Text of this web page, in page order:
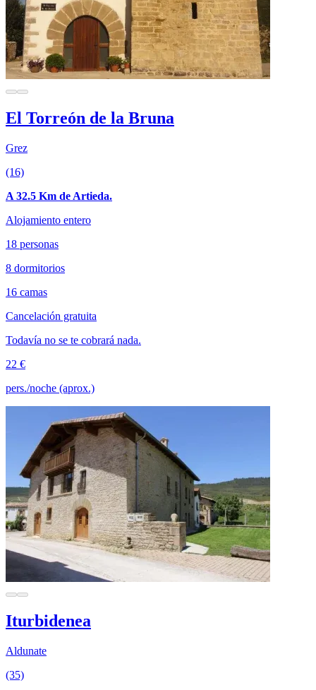
El Torreón de la Bruna
Grez
(16)
A 32.5 Km de Artieda.
Alojamiento entero
18 personas
8 dormitorios
16 camas
Cancelación gratuita
Todavía no se te cobrará nada.
22 €
pers./noche (aprox.)
Iturbidenea
Aldunate
(35)